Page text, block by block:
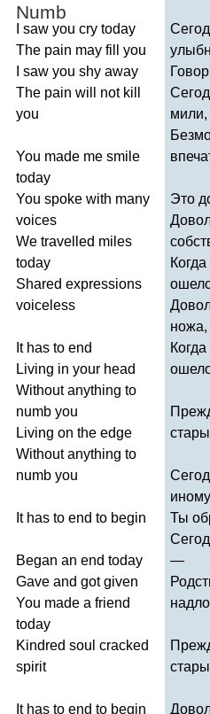
Numb
saw you cry today
The pain may fill
you
saw you shy away
The pain will not kill
you
You made me smile
today
You spoke with many
voices
We travelled miles
today
Shared expressions
voiceless
It has to end
Living in your head
Without anything to
numb you
Living on the edge
Without anything to
numb you
It has to end to begin
Began an end today
Gave and got given
You made a friend
today
Kindred soul cracked
spirit
It has to end to begin
мили,
Это
ножа,
Ты
—